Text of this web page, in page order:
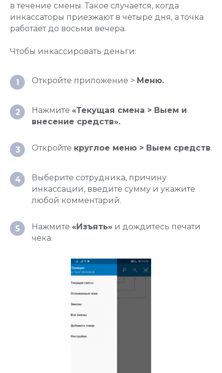
в течение смены. Такое случается, когда
инкассаторы приезжают в четыре дня, а точка
работает до восьми вечера.
Чтобы инкассировать деньги:
1 Откройте приложение > Меню.
2 Нажмите «Текущая смена > Выем и
внесение средств».
3 Откройте круглое меню > Выем средств.
4
Выберите сотрудника, причину
инкассации, введите сумму и укажите
любой комментарий.
5 Нажмите «Изъять» и дождитесь печати
чека.